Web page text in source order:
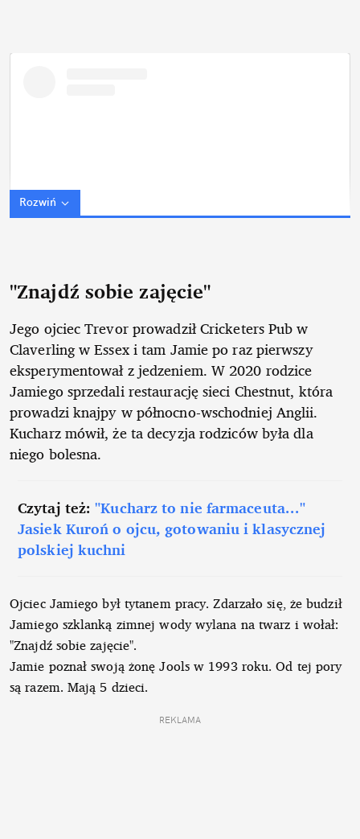
Rozwiń
"Znajdź sobie zajęcie"
Jego ojciec Trevor prowadził Cricketers Pub w
Claverling w Essex i tam Jamie po raz pierwszy
eksperymentował z jedzeniem. W 2020 rodzice
Jamiego sprzedali restaurację sieci Chestnut, która
prowadzi knajpy w północno-wschodniej Anglii.
Kucharz mówił, że ta decyzja rodziców była dla
niego bolesna.
Czytaj też:"Kucharz to nie farmaceuta..."
Jasiek Kuroń o ojcu, gotowaniu i klasycznej
polskiej kuchni
Ojciec Jamiego był tytanem pracy. Zdarzało się, że budził
Jamiego szklanką zimnej wody wylana na twarz i wołał:
"Znajdź sobie zajęcie".
Jamie poznał swoją żonę Jools w 1993 roku. Od tej pory
są razem. Mają 5 dzieci.
REKLAMA